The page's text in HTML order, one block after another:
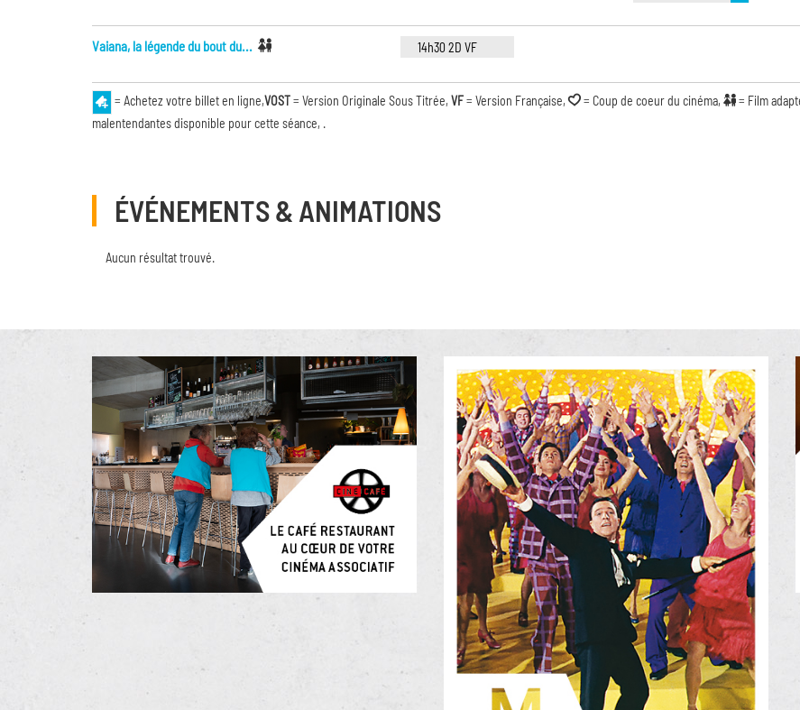
Vaiana, la légende du bout du... 14h30 2D VF
= Achetez votre billet en ligne,VOST= Version Originale Sous Titrée, VF= Version Française, = Coup de coeur du cinéma, = Film
malentendantes disponible pour cette séance, .
ÉVÉNEMENTS & ANIMATIONS
Aucun résultat trouvé.